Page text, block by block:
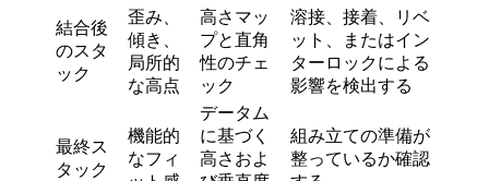
結合後
のスタ
ック
歪み、
傾き、
局所的
な高点
高さマッ
プと直角
性のチェ
ック
溶接、接着、リベ
ット、またはイン
ターロックによる
影響を検出する
最終ス
タック
機能的
なフィ
データム
に基づく
高さおよ
組み立ての準備が
整っているか確認